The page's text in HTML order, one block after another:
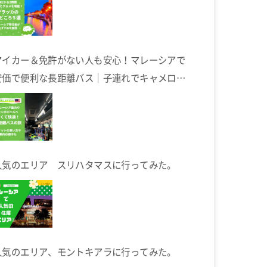
カー＆免許がない人も安心！マレーシアで
で便利な長距離バス｜子連れでキャメロン
ランドへ
のエリア スリハタマスに行ってみた。
のエリア、モントキアラに行ってみた。